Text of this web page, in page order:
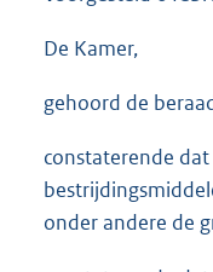
De Kamer,
gehoord de
constaterende
onder andere de